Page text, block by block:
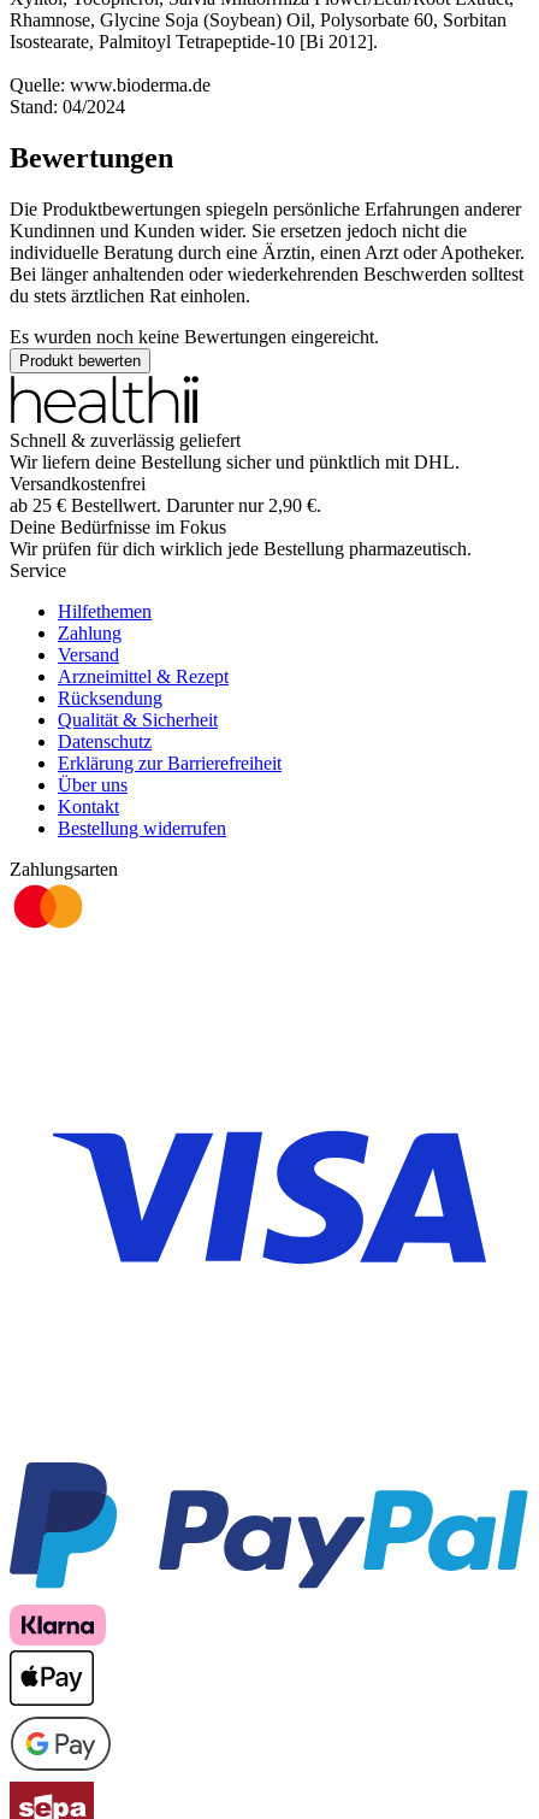
Rhamnose, Glycine Soja (Soybean) Oil, Polysorbate 60, Sorbitan
Isostearate, Palmitoyl Tetrapeptide-10 [Bi 2012].
Quelle: www.bioderma.de
Stand: 04/2024
Bewertungen
Die Produktbewertungen spiegeln persönliche Erfahrungen anderer
Kundinnen und Kunden wider. Sie ersetzen jedoch nicht die
individuelle Beratung durch eine Ärztin, einen Arzt oder Apotheker.
Bei länger anhaltenden oder wiederkehrenden Beschwerden solltest
du stets ärztlichen Rat einholen.
Es wurden noch keine Bewertungen eingereicht.
Produkt bewerten
Schnell & zuverlässig geliefert
Wir liefern deine Bestellung sicher und pünktlich mit DHL.
Versandkostenfrei
ab 25 € Bestellwert. Darunter nur 2,90 €.
Deine Bedürfnisse im Fokus
Wir prüfen für dich wirklich jede Bestellung pharmazeutisch.
Service
Hilfethemen
Zahlung
Versand
Arzneimittel & Rezept
Rücksendung
Qualität & Sicherheit
Datenschutz
Erklärung zur Barrierefreiheit
Über uns
Kontakt
Bestellung widerrufen
Zahlungsarten